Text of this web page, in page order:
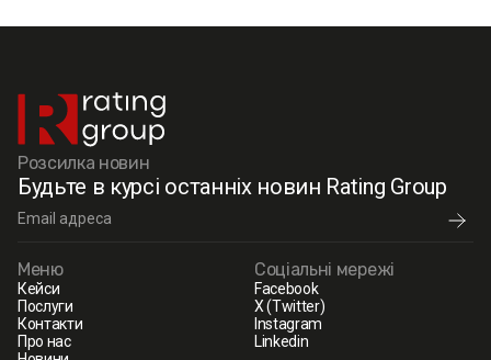
Розсилка новин
Будьте в курсі останніх новин Rating Group
Меню
Кейси
Послуги
Контакти
Про нас
Соціальні мережі
Facebook
X (Twitter)
Instagram
Linkedin